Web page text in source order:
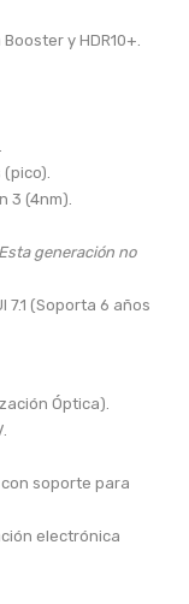
y HDR10+.
3 (4nm).
generación no
7.1 (Soporta 6 años
Óptica).
soporte para
electrónica